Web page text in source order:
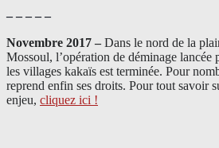
– – – – –
Novembre 2017 – Dans le nord de la
Mossoul, l’opération de déminage lancée
les villages kakaïs est terminée. Pour
reprend enfin ses droits. Pour tout savoir
enjeu, cliquez ici !